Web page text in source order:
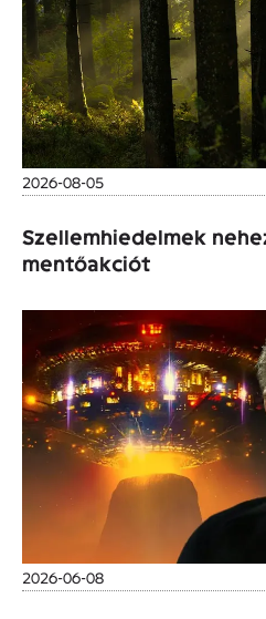
2026-08-05
Szellemhiedelmek
mentőakciót
2026-06-08